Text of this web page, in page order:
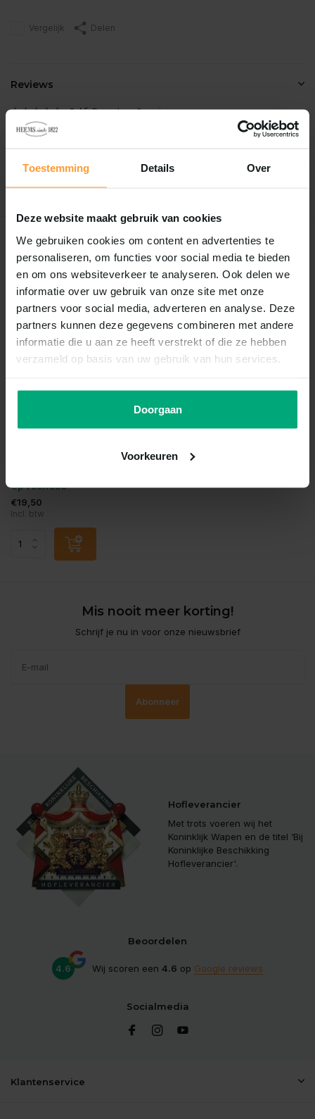
Toestemming Details Over
Deze website maakt gebruik van cookies
We gebruiken cookies om content en advertenties te
personaliseren, om functies voor social media te bieden
en om ons websiteverkeer te analyseren. Ook delen we
informatie over uw gebruik van onze site met onze
partners voor social media, adverteren en analyse. Deze
partners kunnen deze gegevens combineren met andere
informatie die u aan ze heeft verstrekt of die ze hebben
verzameld op basis van uw gebruik van hun services.
Doorgaan
Voorkeuren
Vergelijk Delen
Reviews
0/5 Based on 0 reviews
Schrijf je eigen review
Recent bekeken
Eheim rotor voor 3531
Op voorraad
€19,50
Incl. btw
Mis nooit meer korting!
Schrijf je nu in voor onze nieuwsbrief
Abonneer
Hofleverancier
Met trots voeren wij het
Koninklijk Wapen en de titel ‘Bij
Koninklijke Beschikking
Hofleverancier'.
Beoordelen
4.6 Wij scoren een 4.6 op Google reviews
Socialmedia
Klantenservice